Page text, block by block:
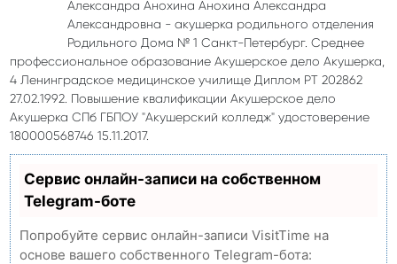
Александра Анохина Анохина Александра
Александровна - акушерка родильного отделения
Родильного Дома № 1 Санкт-Петербург. Среднее
профессиональное образование Акушерское дело Акушерка,
4 Ленинградское медицинское училище Диплом РТ 202862
27.02.1992. Повышение квалификации Акушерское дело
Акушерка СПб ГБПОУ "Акушерский колледж" удостоверение
180000568746 15.11.2017.
Сервис онлайн-записи на собственном
Telegram-боте
Попробуйте сервис онлайн-записи VisitTime на
основе вашего собственного Telegram-бота: